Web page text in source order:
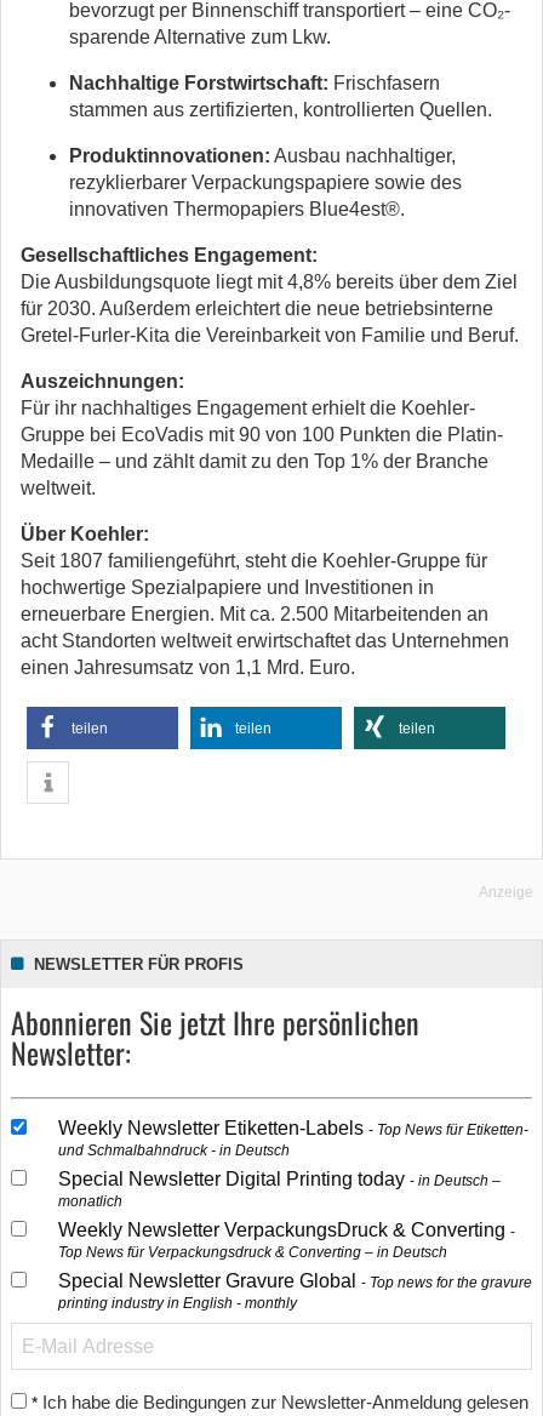
bevorzugt per Binnenschiff transportiert – eine CO₂-
sparende Alternative zum Lkw.
Nachhaltige Forstwirtschaft: Frischfasern
stammen aus zertifizierten, kontrollierten Quellen.
Produktinnovationen: Ausbau nachhaltiger,
rezyklierbarer Verpackungspapiere sowie des
innovativen Thermopapiers Blue4est®.
Gesellschaftliches Engagement:
Die Ausbildungsquote liegt mit 4,8% bereits über dem Ziel
für 2030. Außerdem erleichtert die neue betriebsinterne
Gretel-Furler-Kita die Vereinbarkeit von Familie und Beruf.
Auszeichnungen:
Für ihr nachhaltiges Engagement erhielt die Koehler-
Gruppe bei EcoVadis mit 90 von 100 Punkten die Platin-
Medaille – und zählt damit zu den Top 1% der Branche
weltweit.
Über Koehler:
Seit 1807 familiengeführt, steht die Koehler-Gruppe für
hochwertige Spezialpapiere und Investitionen in
erneuerbare Energien. Mit ca. 2.500 Mitarbeitenden an
acht Standorten weltweit erwirtschaftet das Unternehmen
einen Jahresumsatz von 1,1 Mrd. Euro.
teilen teilen teilen
Anzeige
NEWSLETTER FÜR PROFIS
Abonnieren Sie jetzt Ihre persönlichen
Newsletter:
Weekly Newsletter Etiketten-Labels
Top News für Etiketten-
und Schmalbahndruck - in Deutsch
Special Newsletter Digital Printing today
in Deutsch –
monatlich
Weekly Newsletter VerpackungsDruck & Converting
Top News für Verpackungsdruck & Converting – in Deutsch
Special Newsletter Gravure Global
Top news for the gravure
printing industry in English - monthly
* Ich habe die Bedingungen zur Newsletter-Anmeldung gelesen